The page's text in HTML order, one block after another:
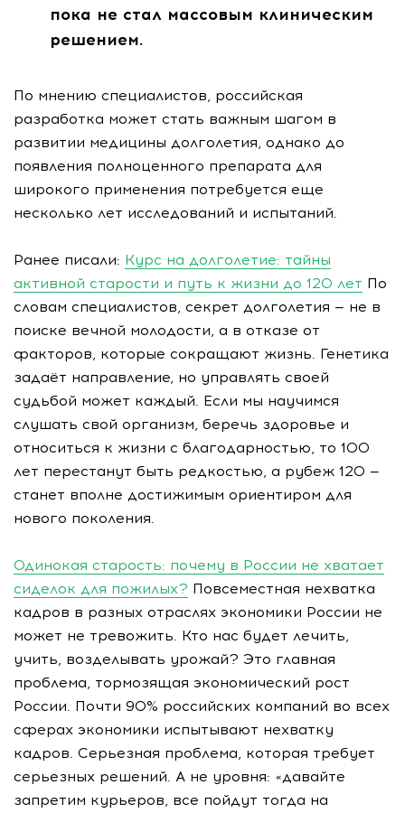
пока не стал массовым клиническим
решением.
По мнению специалистов, российская
разработка может стать важным шагом в
развитии медицины долголетия, однако до
появления полноценного препарата для
широкого применения потребуется еще
несколько лет исследований и испытаний.
Ранее писали: Курс на долголетие: тайны
активной старости и путь к жизни до 120 лет По
словам специалистов, секрет долголетия — не в
поиске вечной молодости, а в отказе от
факторов, которые сокращают жизнь. Генетика
задаёт направление, но управлять своей
судьбой может каждый. Если мы научимся
слушать свой организм, беречь здоровье и
относиться к жизни с благодарностью, то 100
лет перестанут быть редкостью, а рубеж 120 —
станет вполне достижимым ориентиром для
нового поколения.
Одинокая старость: почему в России не хватает
сиделок для пожилых? Повсеместная нехватка
кадров в разных отраслях экономики России не
может не тревожить. Кто нас будет лечить,
учить, возделывать урожай? Это главная
проблема, тормозящая экономический рост
России. Почти 90% российских компаний во всех
сферах экономики испытывают нехватку
кадров. Серьезная проблема, которая требует
серьезных решений. А не уровня: «давайте
запретим курьеров, все пойдут тогда на